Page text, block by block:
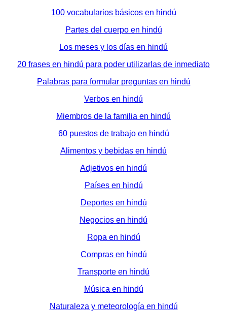
100 vocabularios básicos en hindú
Partes del cuerpo en hindú
Los meses y los días en hindú
20 frases en hindú para poder utilizarlas de inmediato
Palabras para formular preguntas en hindú
Verbos en hindú
Miembros de la familia en hindú
60 puestos de trabajo en hindú
Alimentos y bebidas en hindú
Adjetivos en hindú
Países en hindú
Deportes en hindú
Negocios en hindú
Ropa en hindú
Compras en hindú
Transporte en hindú
Música en hindú
Naturaleza y meteorología en hindú